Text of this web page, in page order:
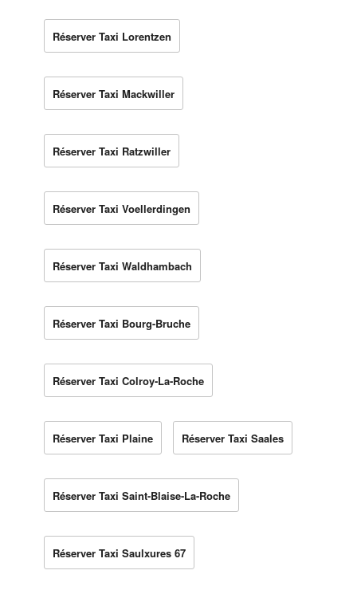
Réserver Taxi Lorentzen
Réserver Taxi Mackwiller
Réserver Taxi Ratzwiller
Réserver Taxi Voellerdingen
Réserver Taxi Waldhambach
Réserver Taxi Bourg-Bruche
Réserver Taxi Colroy-La-Roche
Réserver Taxi Plaine Réserver Taxi Saales
Réserver Taxi Saint-Blaise-La-Roche
Réserver Taxi Saulxures 67